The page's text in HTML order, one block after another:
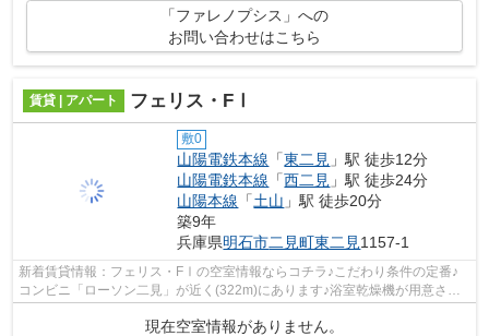
「ファレノプシス」への
お問い合わせはこちら
賃貸 | アパート フェリス・FⅠ
敷0
山陽電鉄本線 「東二見 」駅 徒歩12分
山陽電鉄本線 「西二見 」駅 徒歩24分
山陽本線 「土山 」駅 徒歩20分
築9年
兵庫県明石市二見町東二見1157-1
新着賃貸情報：フェリス・FⅠの空室情報ならコチラ♪こだわり条件の定番♪
コンビニ「ローソン二見」が近く(322m)にあります♪浴室乾燥機が用意され
ており、雨の日の洗濯物も安心です♪こち...
現在空室情報がありません。